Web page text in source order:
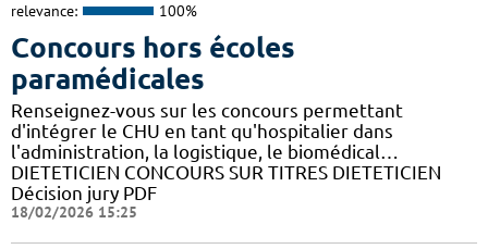
relevance: 100%
Concours hors écoles
paramédicales
Renseignez-vous sur les concours permettant
d'intégrer le CHU en tant qu'hospitalier dans
l'administration, la logistique, le biomédical…
DIETETICIEN CONCOURS SUR TITRES DIETETICIEN
Décision jury PDF
18/02/2026 15:25